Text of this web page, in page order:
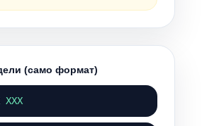
(само формат)
XXX